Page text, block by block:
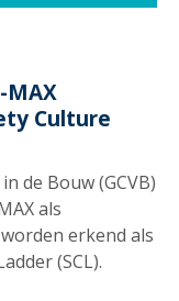
MAX
Culture
de Bouw (GCVB)
als
erkend als
(SCL).